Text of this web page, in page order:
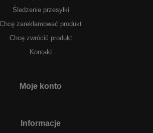
Śledzenie przesyłki
Chcę zareklamować produkt
Chcę zwrócić produkt
Kontakt
Moje konto
Informacje